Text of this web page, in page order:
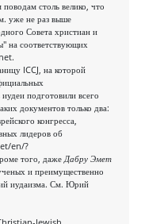
столь велико, что
уже не раз выше
Совета христиан и
на соответствующих
ICCJ, на которой
подготовили всего
документов только два:
конгресса,
лидеров об
en/?
того, даже Дабру Эмет
и преимущественно
иудаизма. См. Юрий
Jewish.